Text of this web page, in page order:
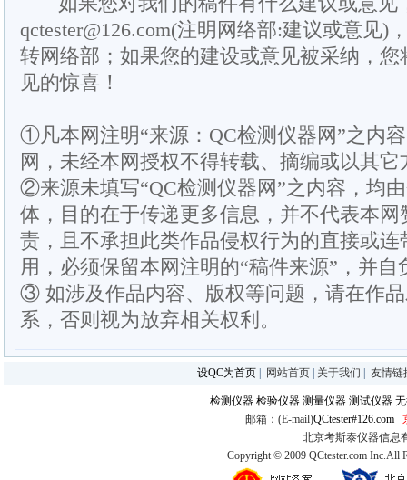
qctester@126.com(注明网络部:建议或意见)
转网络部；如果您的建设或意见被采纳，
见的惊喜！
①凡本网注明“来源：QC检测仪器网”之内
网，未经本网授权不得转载、摘编或以其它
②来源未填写“QC检测仪器网”之内容，均
体，目的在于传递更多信息，并不代表本
责，且不承担此类作品侵权行为的直接或
用，必须保留本网注明的“稿件来源”，并
③ 如涉及作品内容、版权等问题，请在作
系，否则视为放弃相关权利。
设QC为首页 网站首页 关于我们 友情链
检测仪器 检验仪器 测量仪器 测试仪器
邮箱：(E-mail)QCtester#126.com
北京考斯泰仪器信息
Copyright © 2009 QCtester.com Inc.All